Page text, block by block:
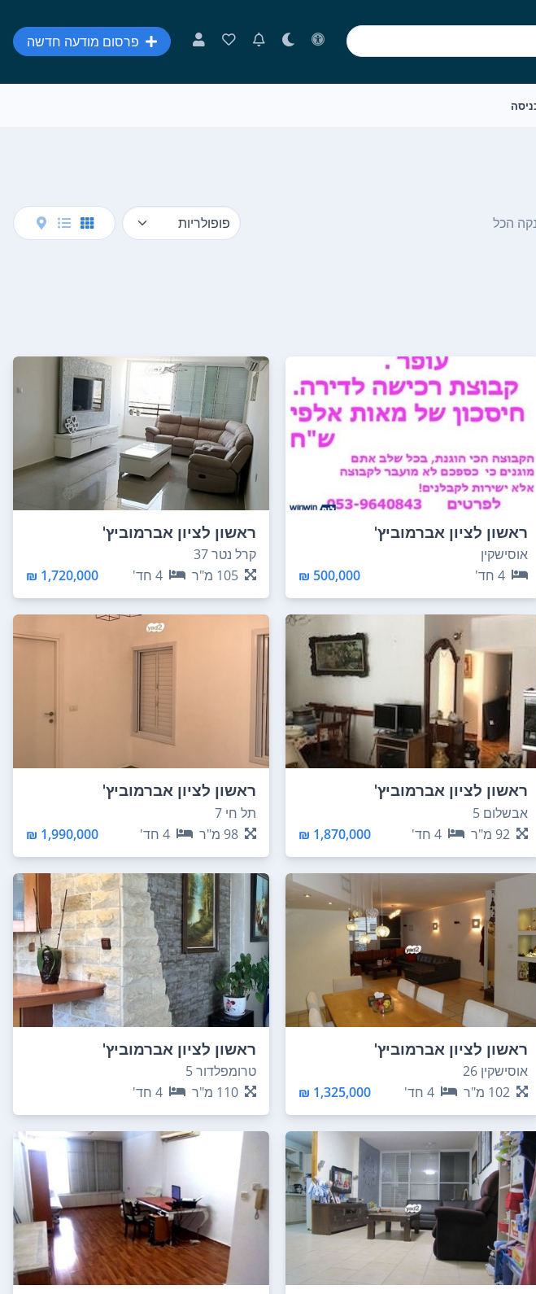
פרסום מודעה חדשה
נקה הכל
ראשון לציון אברמוביץ'
אוסישקין
4חד' 500,000 ₪
ראשון לציון אברמוביץ'
קרל נטר 37
105 מ"ר 4 חד' 1,720,000 ₪
ראשון לציון אברמוביץ'
אבשלום 5
92 מ"ר 4חד' 1,870,000 ₪
ראשון לציון אברמוביץ'
תל חי 7
98 מ"ר 4 חד' 1,990,000 ₪
ראשון לציון אברמוביץ'
אוסישקין 26
102 מ"ר 4חד' 1,325,000 ₪
ראשון לציון אברמוביץ'
טרומפלדור 5
110 מ"ר 4 חד'